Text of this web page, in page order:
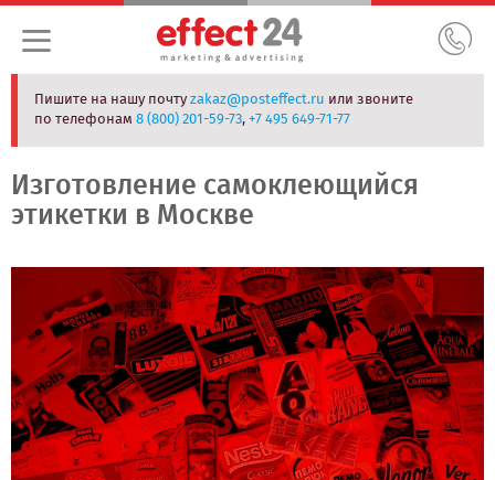
Пишите на нашу почтуzakaz@posteffect.ru или звоните
по телефонам8 (800) 201-59-73,+7 495 649-71-77
Изготовление самоклеющийся
этикетки в Москве